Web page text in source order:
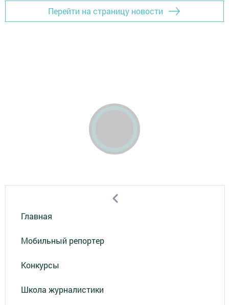
Перейти на страницу новости
Главная
Мобильный репортер
Конкурсы
Школа журналистики